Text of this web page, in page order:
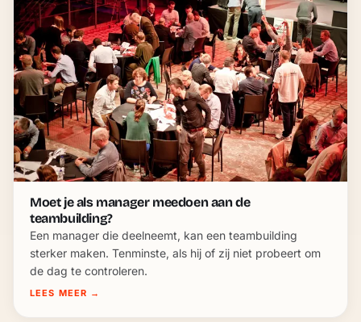
Moet je als manager meedoen aan de
teambuilding?
Een manager die deelneemt, kan een teambuilding
sterker maken. Tenminste, als hij of zij niet probeert om
de dag te controleren.
LEES MEER →